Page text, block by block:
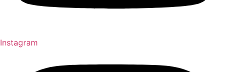
Instagram